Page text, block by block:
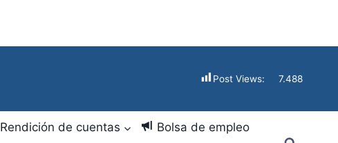
Post Views: 7.488
Rendición de cuentas Bolsa de empleo